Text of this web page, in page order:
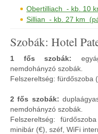
Obertilliach - kb. 10
Sillian - kb. 27 km
Szobák: Hotel
1 fős szobák:
nemdohányzó szobák.
Felszereltség: fürdőszoba
2 fős szobák:
nemdohányzó szobák.
Felszereltség:
minibár (€), széf, WiFi